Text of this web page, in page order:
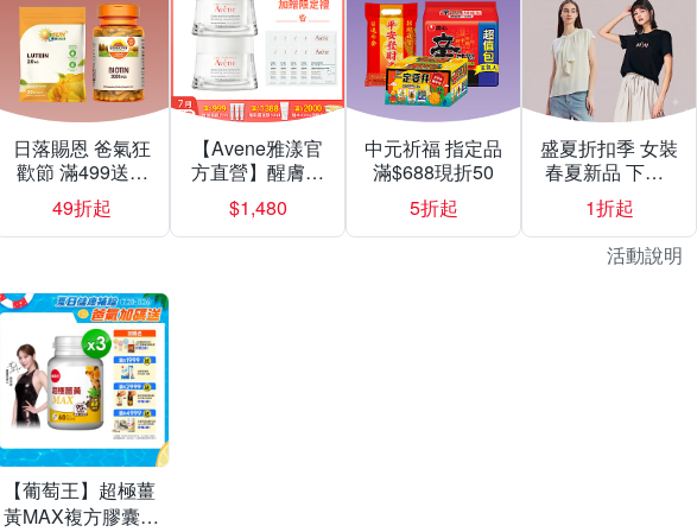
日落賜恩 爸氣狂
歡節 滿499送緩
釋型C
49折起
【Avene雅漾官
方直營】醒膚緊
實彈力霜50mlX2
入組
$1,480
中元祈福 指定品
滿$688現折50
5折起
盛夏折扣季 女裝
春夏新品 下殺1
折起
1折起
活動說明
【葡萄王】超極薑
黃MAX複方膠囊